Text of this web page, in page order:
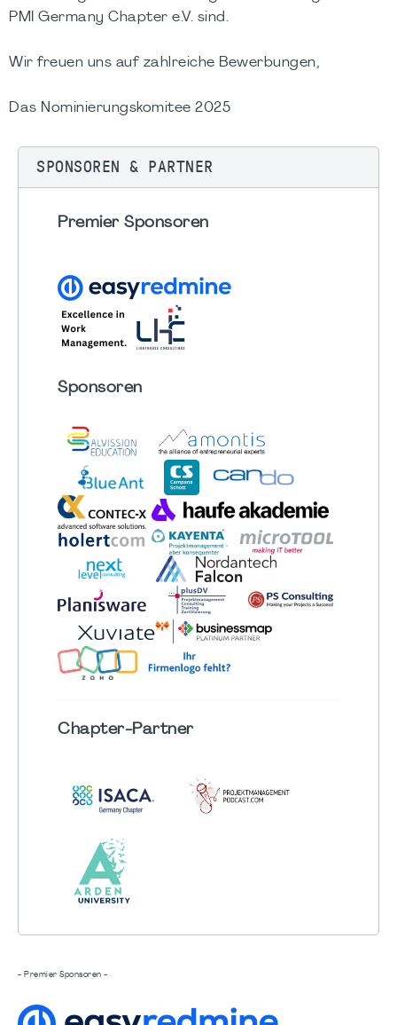
PMI Germany Chapter e.V. sind.
Wir freuen uns auf zahlreiche Bewerbungen,
Das Nominierungskomitee 2025
SPONSOREN & PARTNER
Premier Sponsoren
Sponsoren
Chapter-Partner
- Premier Sponsoren -